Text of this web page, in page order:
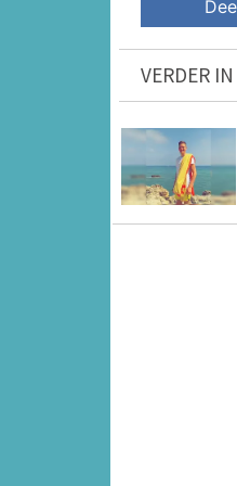
VERDER